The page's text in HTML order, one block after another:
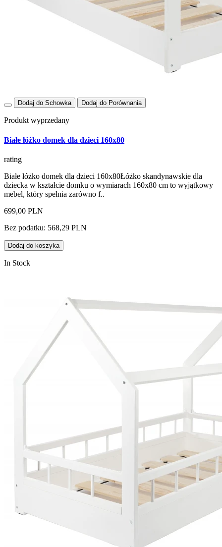
Dodaj do Schowka Dodaj do Porównania
Produkt wyprzedany
Białe łóżko domek dla dzieci 160x80
rating
Białe łóżko domek dla dzieci 160x80Łóżko skandynawskie dla
dziecka w kształcie domku o wymiarach 160x80 cm to wyjątkowy
mebel, który spełnia zarówno f..
699,00 PLN
Bez podatku: 568,29 PLN
Dodaj do koszyka
In Stock